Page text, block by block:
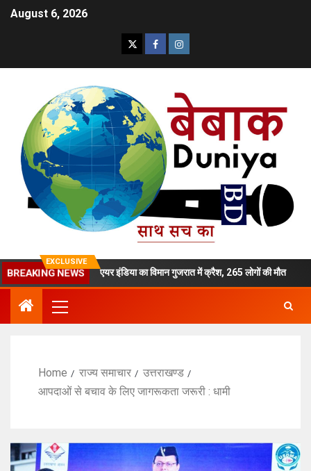
August 6, 2026
EXCLUSIVE
BREAKING NEWSएयर इंडिया का विमान गुजरात में क्रैश, 265 लोगों की मौत
Home राज्य समाचार
उत्तराखण्ड
आपदाओं से बचाव के लिए जागरूकता जरूरी : धामी